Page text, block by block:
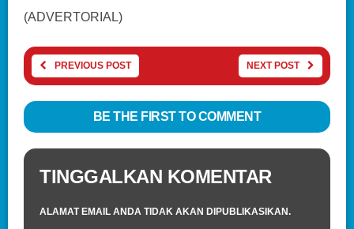
(ADVERTORIAL)
PREVIOUS POST NEXT POST
BE THE FIRST TO COMMENT
TINGGALKAN KOMENTAR
ALAMAT EMAIL ANDA TIDAK AKAN DIPUBLIKASIKAN.